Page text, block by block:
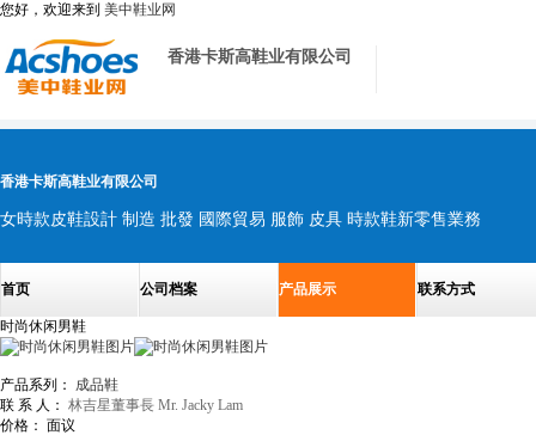
您好，欢迎来到 美中鞋业网
香港卡斯高鞋业有限公司
香港卡斯高鞋业有限公司
女時款皮鞋設計 制造 批發 國際貿易 服飾 皮具 時款鞋新零售業務
首页 公司档案 产品展示 联系方式
时尚休闲男鞋
产品系列：
成品鞋
联 系 人： 林吉星董事長 Mr. Jacky Lam
价格： 面议